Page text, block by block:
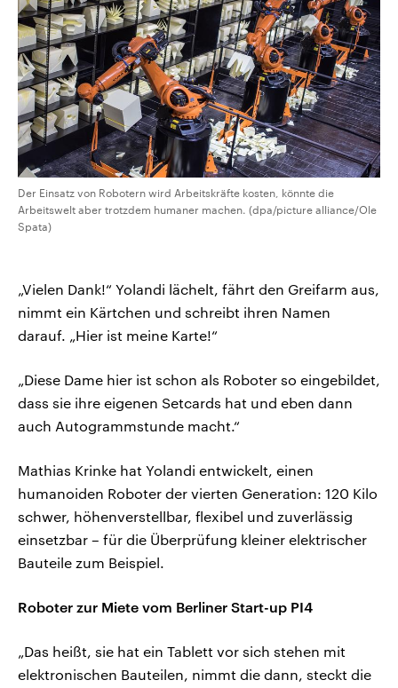
Der Einsatz von Robotern wird Arbeitskräfte kosten, könnte die
Arbeitswelt aber trotzdem humaner machen. (dpa/picture alliance/Ole
Spata)
„Vielen Dank!“ Yolandi lächelt, fährt den Greifarm aus,
nimmt ein Kärtchen und schreibt ihren Namen
darauf. „Hier ist meine Karte!“
„Diese Dame hier ist schon als Roboter so eingebildet,
dass sie ihre eigenen Setcards hat und eben dann
auch Autogrammstunde macht.“
Mathias Krinke hat Yolandi entwickelt, einen
humanoiden Roboter der vierten Generation: 120 Kilo
schwer, höhenverstellbar, flexibel und zuverlässig
einsetzbar – für die Überprüfung kleiner elektrischer
Bauteile zum Beispiel.
Roboter zur Miete vom Berliner Start-up PI4
„Das heißt, sie hat ein Tablett vor sich stehen mit
elektronischen Bauteilen, nimmt die dann, steckt die